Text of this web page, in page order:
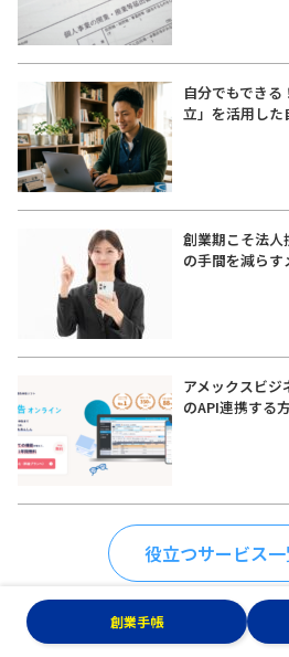
自分でもでき
立」を活用した
創業期こそ法
の手間を減らす
アメックスビジ
のAPI連携する
役立つサービス
創業手帳